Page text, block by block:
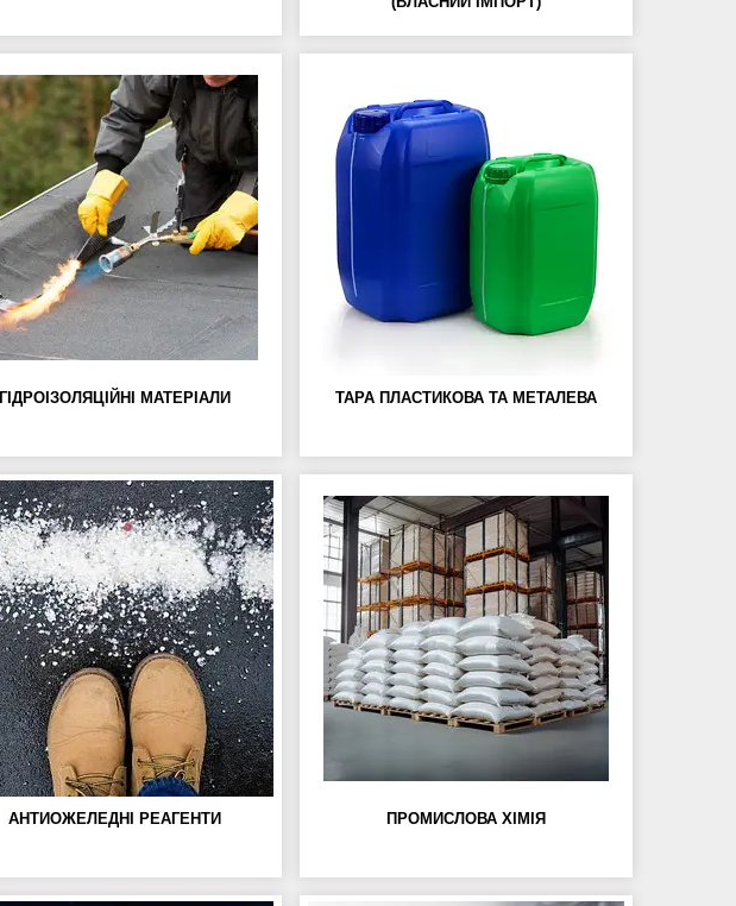
ГІДРОІЗОЛЯЦІЙНІ МАТЕРІАЛИ ТАРА ПЛАСТИКОВА ТА МЕТАЛЕВА
АНТИОЖЕЛЕДНІ РЕАГЕНТИ ПРОМИСЛОВА ХІМІЯ